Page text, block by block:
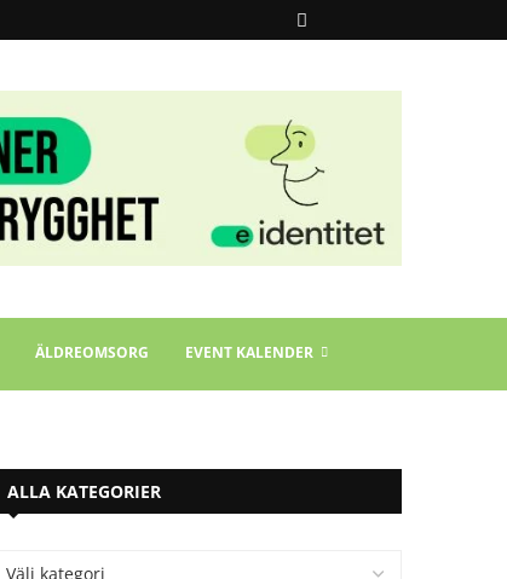
ÄLDREOMSORG EVENT KALENDER
ALLA KATEGORIER